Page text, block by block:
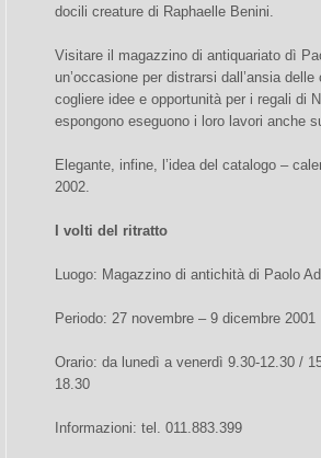
docili creature di Raphaelle Benini.
Visitare il magazzino di antiquariato dì
un’occasione per distrarsi dall’ansia
cogliere idee e opportunità per i regali di
espongono eseguono i loro lavori anche
Elegante, infine, l’idea del catalogo –
2002.
I volti del ritratto
Luogo: Magazzino di antichità di Paolo
Periodo: 27 novembre – 9 dicembre 2001
Orario: da lunedì a venerdì 9.30-12.30 /
18.30
Informazioni: tel. 011.883.399